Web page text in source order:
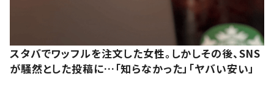
スタバでワッフルを注文した女性。しかしその後、SNS
が騒然とした投稿に…「知らなかった」「ヤバい安い」